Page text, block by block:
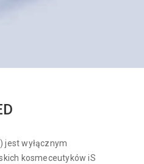
jest wyłącznym
kosmeceutyków iS